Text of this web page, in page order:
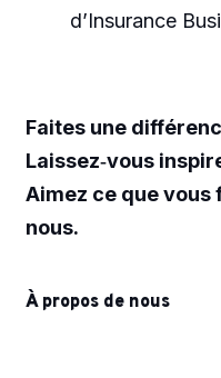
d’Insurance
Faites une
Laissez‑vous
Aimez ce que vous
nous.
À propos de nous